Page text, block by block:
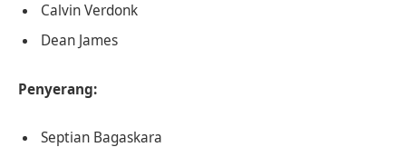
Calvin Verdonk
Dean James
Penyerang:
Septian Bagaskara